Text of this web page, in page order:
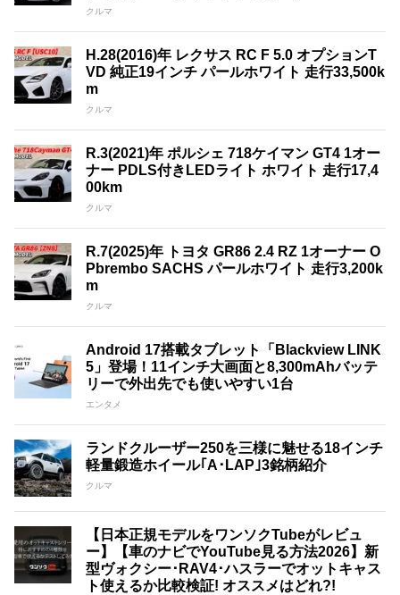
クルマ
H.28(2016)年 レクサス RC F 5.0 オプションT
VD 純正19インチ パールホワイト 走行33,500k
m
クルマ
R.3(2021)年 ポルシェ 718ケイマン GT4 1オー
ナー PDLS付きLEDライト ホワイト 走行17,4
00km
クルマ
R.7(2025)年 トヨタ GR86 2.4 RZ 1オーナー O
Pbrembo SACHS パールホワイト 走行3,200k
m
クルマ
Android 17搭載タブレット「Blackview LINK
5」登場！11インチ大画面と8,300mAhバッテ
リーで外出先でも使いやすい1台
エンタメ
ランドクルーザー250を三様に魅せる18インチ
軽量鍛造ホイール｢A･LAP｣3銘柄紹介
クルマ
【日本正規モデルをワンソクTubeがレビュ
ー】【車のナビでYouTube見る方法2026】新
型ヴォクシー･RAV4･ハスラーでオットキャス
ト使えるか比較検証! オススメはどれ?!